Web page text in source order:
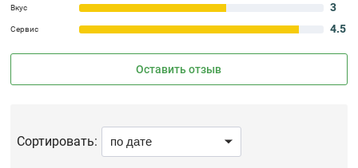
Вкус 3
Сервис 4.5
Оставить отзыв
Сортировать: